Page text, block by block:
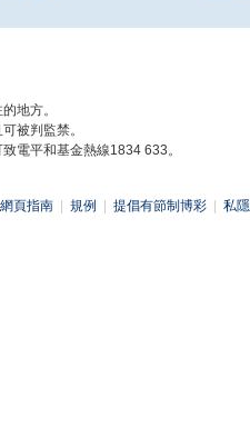
地方。
被判監禁。
電平和基金熱線1834 633。
網頁指南 規例 提倡有節制博彩 私